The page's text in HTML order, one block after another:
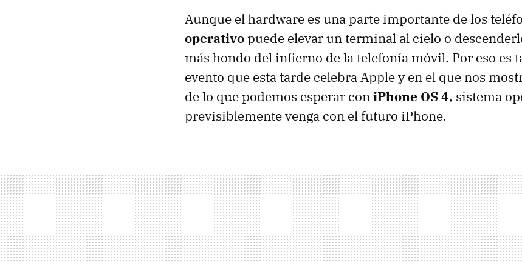
Aunque el hardware es una parte importante de los
operativopuede elevar un terminal al cielo o
más hondo del infierno de la telefonía móvil. Por eso es
evento que esta tarde celebra Apple y en el que nos
de lo que podemos esperar coniPhone OS 4, sistema
previsiblemente venga con el futuro iPhone.